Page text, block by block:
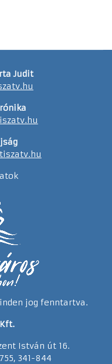
Judit
jog fenntartva.
István út 16.
341-844